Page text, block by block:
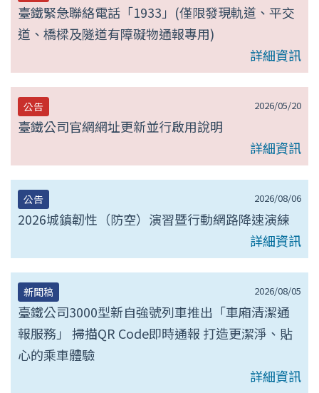
臺鐵緊急聯絡電話「1933」(僅限發現軌道、平交
道、橋樑及隧道有障礙物通報專用)
詳細資訊
2026/05/20
公告
臺鐵公司官網網址更新並行啟用說明
詳細資訊
2026/08/06
公告
2026城鎮韌性（防空）演習暨行動網路降速演練
詳細資訊
2026/08/05
新聞稿
臺鐵公司3000型新自強號列車推出「車廂清潔通
報服務」 掃描QR Code即時通報 打造更潔淨、貼
心的乘車體驗
詳細資訊